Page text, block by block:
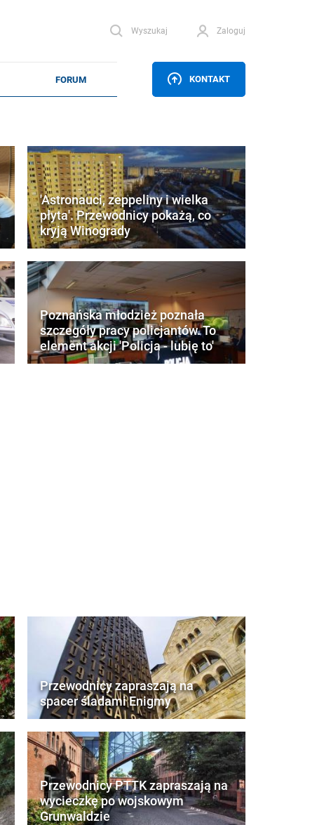
Wyszukaj Zaloguj
KONTAKT
'Astronauci, zeppeliny i wielka
płyta'. Przewodnicy pokażą, co
kryją Winogrady
Poznańska młodzież poznała
szczegóły pracy policjantów. To
element akcji 'Policja - lubię to'
Przewodnicy zapraszają na
spacer śladami Enigmy
Przewodnicy PTTK zapraszają na
wycieczkę po wojskowym
Grunwaldzie